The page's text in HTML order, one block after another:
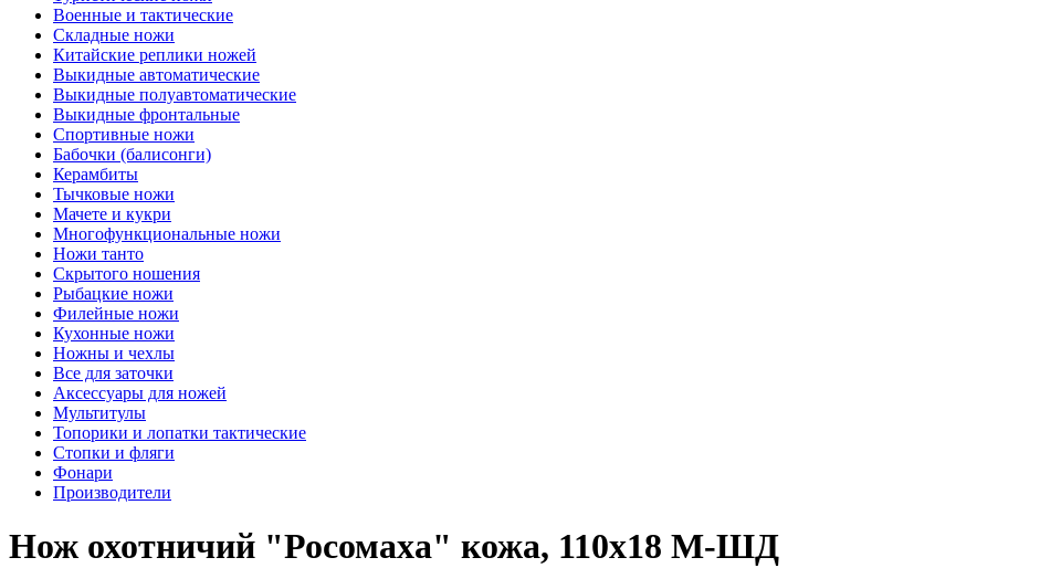
Военные и тактические
Складные ножи
Китайские реплики ножей
Выкидные автоматические
Выкидные полуавтоматические
Выкидные фронтальные
Спортивные ножи
Бабочки (балисонги)
Керамбиты
Тычковые ножи
Мачете и кукри
Многофункциональные ножи
Ножи танто
Скрытого ношения
Рыбацкие ножи
Филейные ножи
Кухонные ножи
Ножны и чехлы
Все для заточки
Аксессуары для ножей
Мультитулы
Топорики и лопатки тактические
Стопки и фляги
Фонари
Производители
Нож охотничий "Росомаха" кожа, 110х18 М-ШД